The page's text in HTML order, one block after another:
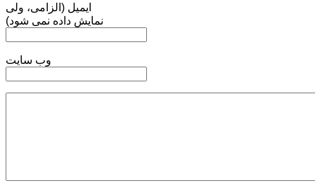
ایمیل (الزامی، ولی
نمایش داده نمی شود)
وب سایت